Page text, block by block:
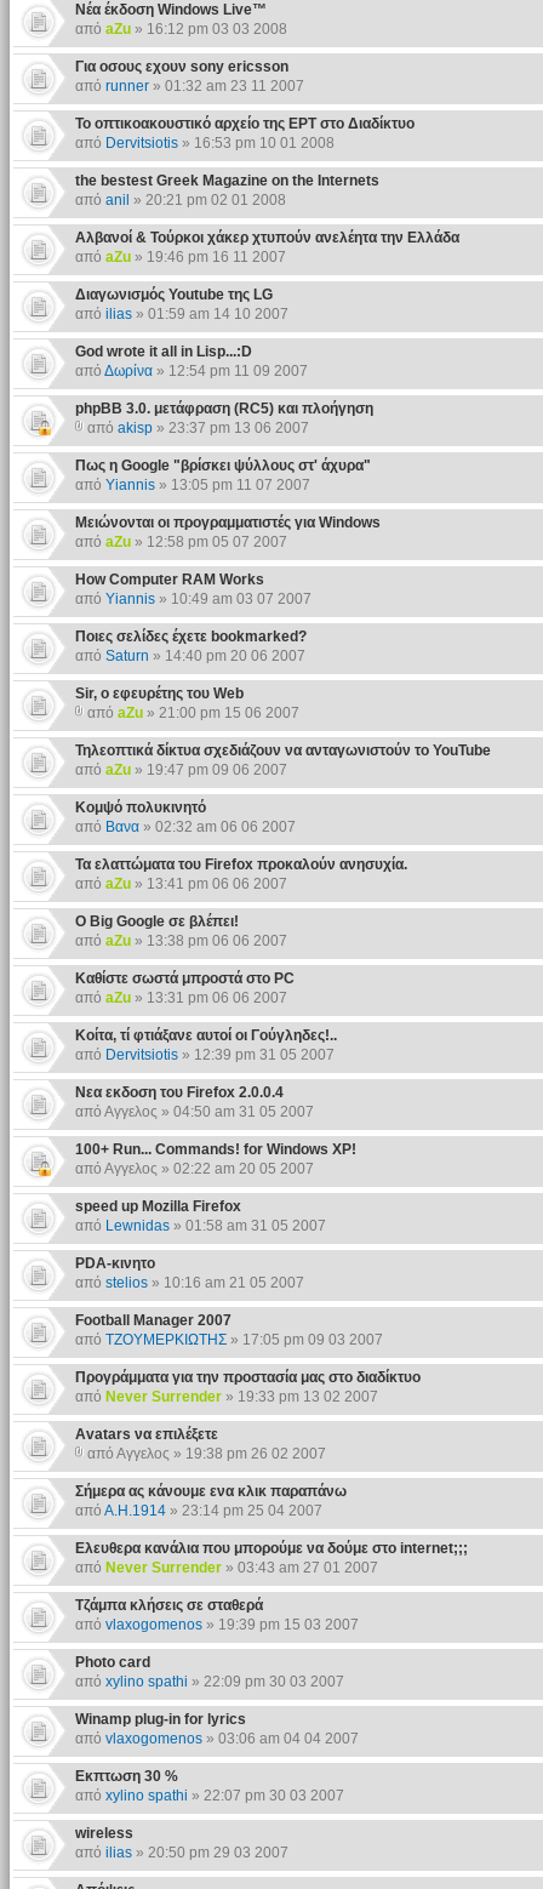
Νέα έκδοση Windows Live™
από aZu» 16:12 pm 03 03 2008
Για οσους εχουν sony ericsson
από runner» 01:32 am 23 11 2007
Το οπτικοακουστικό αρχείο της ΕΡΤ στο Διαδίκτυο
από Dervitsiotis» 16:53 pm 10 01 2008
the bestest Greek Magazine on the Internets
από anil » 20:21 pm 02 01 2008
Αλβανοί & Τούρκοι χάκερ χτυπούν ανελέητα την Eλλάδα
από aZu» 19:46 pm 16 11 2007
Διαγωνισμός Youtube της LG
από ilias» 01:59 am 14 10 2007
God wrote it all in Lisp...:D
από Δωρίνα» 12:54 pm 11 09 2007
phpBB 3.0. μετάφραση (RC5) και πλοήγηση
από akisp» 23:37 pm 13 06 2007
Πως η Google "βρίσκει ψύλλους στ' άχυρα"
από Yiannis» 13:05 pm 11 07 2007
Μειώνονται οι προγραμματιστές για Windows
από aZu» 12:58 pm 05 07 2007
How Computer RAM Works
από Yiannis» 10:49 am 03 07 2007
Ποιες σελίδες έχετε bookmarked?
από Saturn » 14:40 pm 20 06 2007
Sir, o εφευρέτης του Web
από aZu» 21:00 pm 15 06 2007
Τηλεοπτικά δίκτυα σχεδιάζουν να ανταγωνιστούν το YouTube
από aZu» 19:47 pm 09 06 2007
Κομψό πολυκινητό
από Βανα» 02:32 am 06 06 2007
Τα ελαττώματα του Firefox προκαλούν ανησυχία.
από aZu» 13:41 pm 06 06 2007
Ο Big Google σε βλέπει!
από aZu» 13:38 pm 06 06 2007
Καθίστε σωστά μπροστά στο PC
από aZu» 13:31 pm 06 06 2007
Κοίτα, τί φτιάξανε αυτοί οι Γούγληδες!..
από Dervitsiotis» 12:39 pm 31 05 2007
Nεα εκδοση του Firefox 2.0.0.4
από Αγγελος » 04:50 am 31 05 2007
100+ Run... Commands! for Windows XP!
από Αγγελος » 02:22 am 20 05 2007
speed up Mozilla Firefox
από Lewnidas» 01:58 am 31 05 2007
PDA-κινητο
από stelios» 10:16 am 21 05 2007
Football Manager 2007
από ΤΖΟΥΜΕΡΚΙΩΤΗΣ» 17:05 pm 09 03 2007
Προγράμματα για την προστασία μας στο διαδίκτυο
από Never Surrender» 19:33 pm 13 02 2007
Αvatars να επιλέξετε
από Αγγελος » 19:38 pm 26 02 2007
Σήμερα ας κάνουμε ενα κλικ παραπάνω
από Α.Η.1914» 23:14 pm 25 04 2007
Ελευθερα κανάλια που μπορούμε να δούμε στο internet;;;
από Never Surrender» 03:43 am 27 01 2007
Τζάμπα κλήσεις σε σταθερά
από vlaxogomenos» 19:39 pm 15 03 2007
Photo card
από xylino spathi » 22:09 pm 30 03 2007
Winamp plug-in for lyrics
από vlaxogomenos» 03:06 am 04 04 2007
Εκπτωση 30 %
από xylino spathi » 22:07 pm 30 03 2007
wireless
από ilias» 20:50 pm 29 03 2007